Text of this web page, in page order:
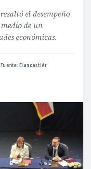
el desempeño
de un
económicas.
·Fuente:Elancasti Ar